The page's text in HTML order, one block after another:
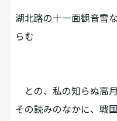
湖北路の十一面観音雪
らむ
との、私の知らぬ高
その読みのなかに、戦